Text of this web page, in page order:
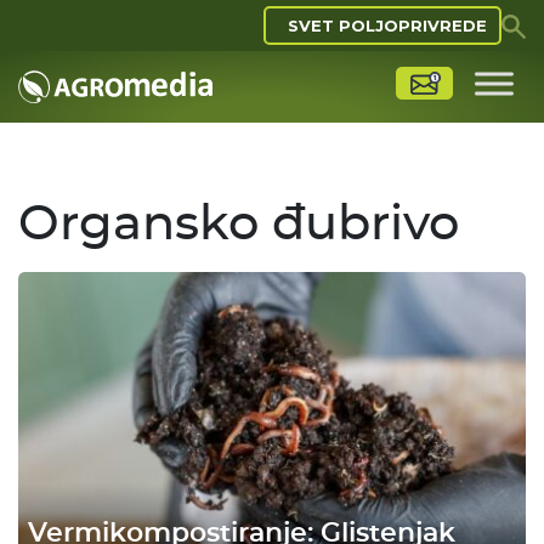
SVET POLJOPRIVREDE
Organsko đubrivo
Vermikompostiranje: Glistenjak